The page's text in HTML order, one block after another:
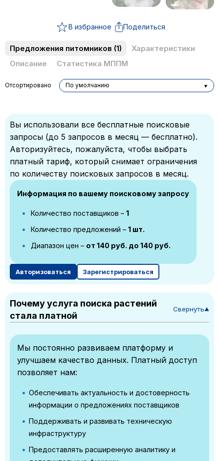
В избранное Поделиться
Предложения питомников (1)
Характеристики
Описание
Статистика МППМ
Отсортировано По умолчанию
Вы использовали все бесплатные поисковые
запросы (до 5 запросов в месяц — бесплатно).
Авторизуйтесь, пожалуйста, чтобы выбрать
платный тариф, который снимает ограничения
по количеству поисковых запросов в месяц.
Информация по вашему поисковому запросу
Количество поставщиков – 1
Количество предложений – 1 шт.
Диапазон цен – от 140 руб. до 140 руб.
Авторизоваться Зарегистрироваться
Почему услуга поиска растений
стала платной
Свернуть▼
Мы постоянно развиваем платформу и
улучшаем качество данных. Платный доступ
позволяет нам:
Обеспечивать актуальность и достоверность
информации о предложениях поставщиков
Поддерживать и развивать техническую
инфраструктуру
Предоставлять расширенную аналитику и